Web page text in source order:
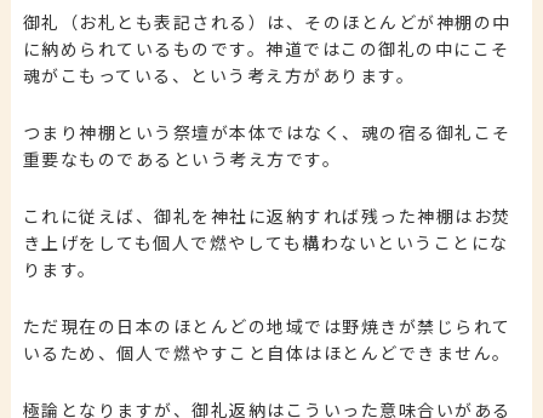
御礼（お札とも表記される）は、そのほとんどが神棚の中
に納められているものです。神道ではこの御礼の中にこそ
魂がこもっている、という考え方があります。
つまり神棚という祭壇が本体ではなく、魂の宿る御礼こそ
重要なものであるという考え方です。
これに従えば、御礼を神社に返納すれば残った神棚はお焚
き上げをしても個人で燃やしても構わないということにな
ります。
ただ現在の日本のほとんどの地域では野焼きが禁じられて
いるため、個人で燃やすこと自体はほとんどできません。
極論となりますが、御礼返納はこういった意味合いがある